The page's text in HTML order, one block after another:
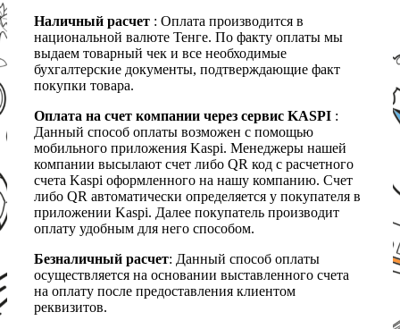
Наличный расчет : Оплата производится в
национальной валюте Тенге. По факту оплаты мы
выдаем товарный чек и все необходимые
бухгалтерские документы, подтверждающие факт
покупки товара.
Оплата на счет компании через сервис KASPI :
Данный способ оплаты возможен с помощью
мобильного приложения Kaspi. Менеджеры нашей
компании высылают счет либо QR код с расчетного
счета Kaspi оформленного на нашу компанию. Счет
либо QR автоматически определяется у покупателя в
приложении Kaspi. Далее покупатель производит
оплату удобным для него способом.
Безналичный расчет: Данный способ оплаты
осуществляется на основании выставленного счета
на оплату после предоставления клиентом
реквизитов.